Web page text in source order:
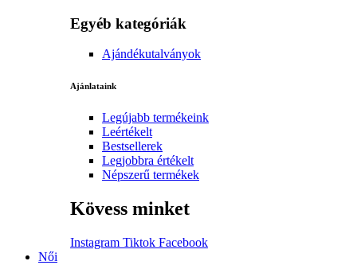
Egyéb kategóriák
Ajándékutalványok
Ajánlataink
Legújabb termékeink
Leértékelt
Bestsellerek
Legjobbra értékelt
Népszerű termékek
Kövess minket
Instagram Tiktok Facebook
Női